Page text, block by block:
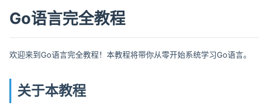
Go语言完全教程
欢迎来到Go语言完全教程！本教程将带你从零开始系统学习Go语言。
关于本教程